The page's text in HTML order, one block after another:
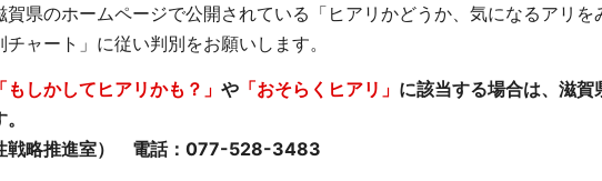
県のホームページで公開されている「ヒアリかどうか、気になるアリを
ャート」に従い判別をお願いします。
もしかしてヒアリかも？」 や「おそらくヒアリ」 に該当する場合は、滋賀
戦略推進室） 電話：077-528-3483